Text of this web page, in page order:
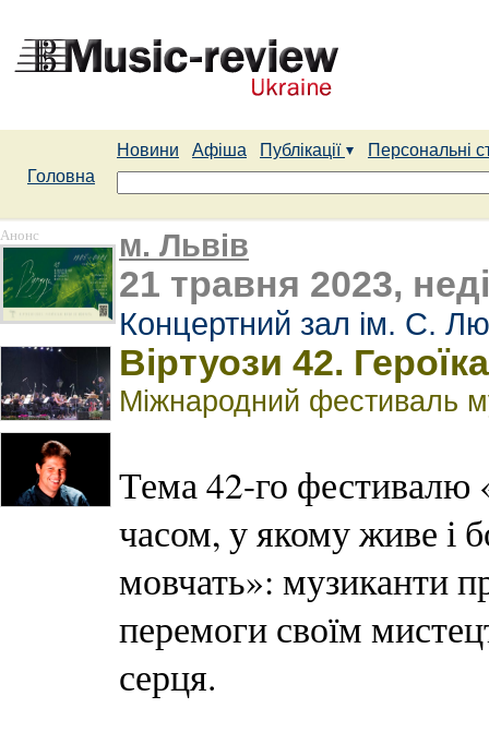
Новини Афіша Публікації
Персональні
Головна
Анонс м. Львів
21 травня 2023,
Концертний зал ім. С.
Віртуози 42.
Міжнародний фестиваль
Тема 42-го фестивалю
часом, у якому живе і
мовчать»: музиканти
перемоги своїм
серця.